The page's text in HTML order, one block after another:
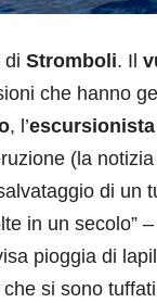
di Stromboli. Il
che hanno
, l’escursionista
(la
di un
in un secolo”
pioggia di
si sono